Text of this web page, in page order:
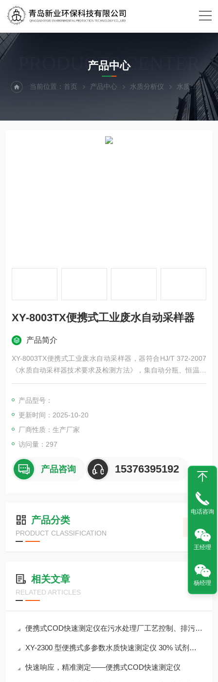
PRODUCTS CENTER
产品中心
当前位置：首页 产品中心 水质分析仪 水质 XY-
XY-8003TX便携式工业废水自动采样器
产品简介
XY-8003TX便携式工业废水自动采样器，器符合HJ/T 372-2007
《水质自动采样器技术要求及检测方法》，集自动分瓶、恒温冷
藏冷冻、低温采样于一体，具有体积小、方便移动、操作简捷、
产品型号：
更新时间：2025-10-20
厂商性质：生产厂家
访问量：297
产品咨询 15376395192
产品分类
PRODUCT CLASSIFICATION
相关文章
RELATED ARTICLES
便携式COD快速测定仪在污水处理厂工艺控制、排污口监测中的应用
XY-2300 型便携式多参数水质快速测定仪 30% 试剂节省 检测成本降
快速响应，精准测定——便携式COD快速测定仪
电话咨询
王经理
杨经理